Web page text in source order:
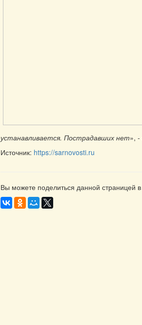
устанавливается. Пострадавших нет»,
Источник: https://sarnovosti.ru
Вы можете поделиться данной страницей